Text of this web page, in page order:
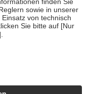
echte Bewertungen